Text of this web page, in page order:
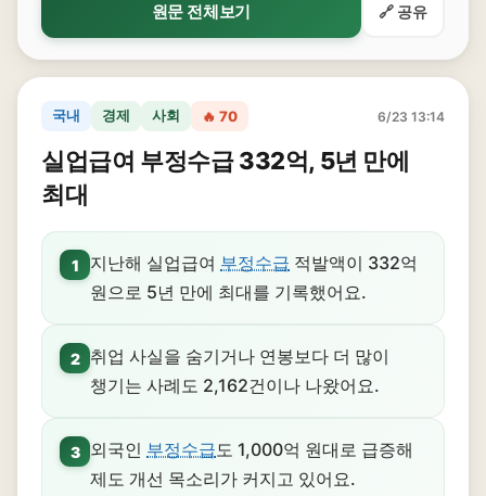
원문 전체보기 🔗 공유
국내 경제 사회 🔥 70 6/23 13:14
실업급여 부정수급 332억, 5년 만에
최대
1 지난해 실업급여 부정수급 적발액이 332억
원으로 5년 만에 최대를 기록했어요.
2
취업 사실을 숨기거나 연봉보다 더 많이
챙기는 사례도 2,162건이나 나왔어요.
3 외국인 부정수급도 1,000억 원대로 급증해
제도 개선 목소리가 커지고 있어요.